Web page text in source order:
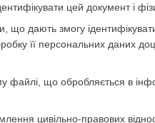
цей документ і
що дають змогу
її персональних даних
файлі, що обробляється в
цивільно-правових